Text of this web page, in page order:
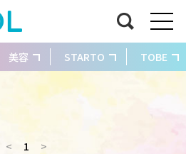
美容 STARTO TOBE
< 1 >